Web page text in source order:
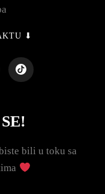
OSTANIMO U KONTAKTU ⬇
bili u toku sa